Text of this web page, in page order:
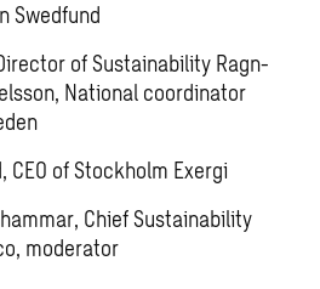
Swedfund
of Sustainability Ragn-
National coordinator
CEO of Stockholm Exergi
Chief Sustainability
moderator